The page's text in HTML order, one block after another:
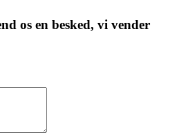
os en besked, vi vender